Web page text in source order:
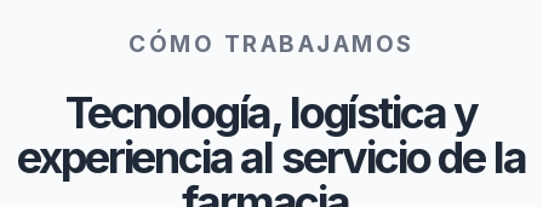
CÓMO TRABAJAMOS
Tecnología, logística y
experiencia al servicio de la